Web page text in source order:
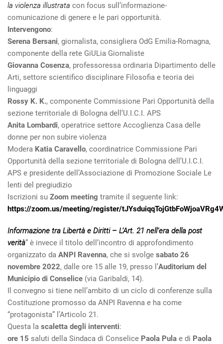
la violenza illustrata con focus sull’informazione-
comunicazione di genere e le pari opportunità.
Intervengono:
Serena Bersani, giornalista, consigliera OdG Emilia-Romagna,
componente della rete GiULia Giornaliste
Giovanna Cosenza, professoressa ordinaria Dipartimento delle
Arti, settore scientifico disciplinare Filosofia e teoria dei
linguaggi
Rossy K. K., componente Commissione Pari Opportunità della
sezione territoriale di Bologna dell’U.I.C.I. APS
Anita Lombardi, operatrice settore Accoglienza Casa delle
donne per non subire violenza
Modera Katia Caravello, coordinatrice Commissione Pari
Opportunità della sezione territoriale di Bologna dell’U.I.C.I.
APS e presidente dell’Associazione di Promozione Sociale Le
lenti del pregiudizio
Iscrizioni su Zoom meeting tramite il seguente link:
https://zoom.us/meeting/register/
Informazione tra Libertà e Diritti – L’Art. 21 nell’era della post
verità” è invece il titolo dell’incontro di approfondimento
organizzato da ANPI Ravenna, che si svolge sabato 26
novembre 2022, dalle ore 15 alle 19, presso l’Auditorium del
Municipio di Conselice (via Garibaldi, 14).
Il convegno si tiene nell’ambito di un ciclo di conferenze sulla
Costituzione promosso da ANPI Ravenna e ha come
“protagonista” l’Articolo 21.
Questa la scaletta degli interventi:
ore 15 saluti della Sindaca di Conselice Paola Pula e di Paola